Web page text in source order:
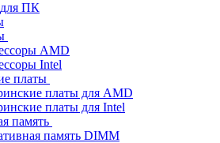
ПК
AMD
Intel
платы
платы для AMD
платы для Intel
память
память DIMM